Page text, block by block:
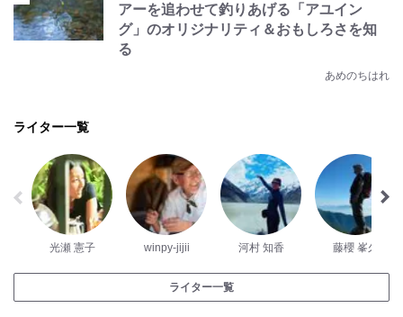
アーを追わせて釣りあげる「アユイン
グ」のオリジナリティ＆おもしろさを知
る
あめのちはれ
ライター一覧
光瀬 憲子 winpy-jijii 河村 知香 藤櫻 峯久
ライター一覧